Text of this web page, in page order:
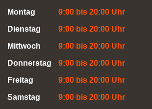
Montag 9:00 bis 20:00 Uhr
Dienstag 9:00 bis 20:00 Uhr
Mittwoch 9:00 bis 20:00 Uhr
Donnerstag 9:00 bis 20:00 Uhr
Freitag 9:00 bis 20:00 Uhr
Samstag 9:00 bis 20:00 Uhr